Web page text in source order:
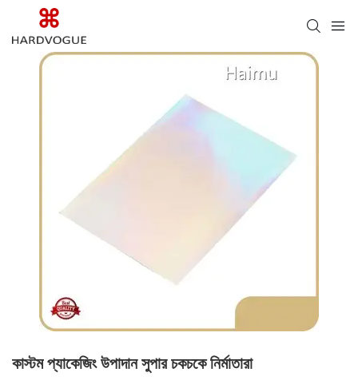
কাস্টম প্যাকেজিং উপাদান সুপার চকচকে নির্মাতারা